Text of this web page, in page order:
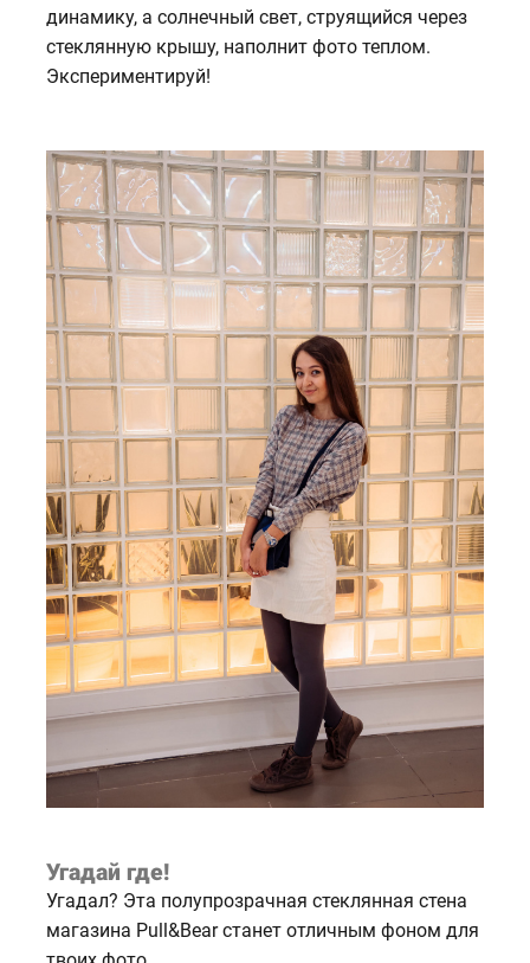
динамику, а солнечный свет, струящийся через
стеклянную крышу, наполнит фото теплом.
Экспериментируй!
Угадай где!
Угадал? Эта полупрозрачная стеклянная стена
магазина Pull&Bear станет отличным фоном для